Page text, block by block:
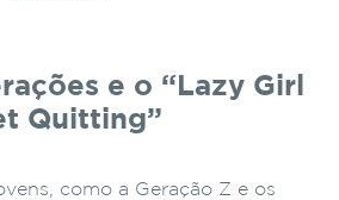
e o “Lazy Girl
Quitting”
como a Geração Z e os